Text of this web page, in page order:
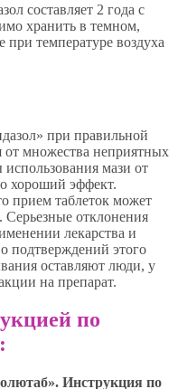
составляет 2 года с
хранить в темном,
при температуре воздуха
при правильной
от множества неприятных
мази от
хороший эффект.
прием таблеток может
Серьезные отклонения
лекарства и
подтверждений этого
оставляют люди, у
на препарат.
по
Инструкция по